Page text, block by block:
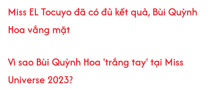
Miss EL Tocuyo đã có đủ kết quả, Bùi Quỳnh
Hoa vắng mặt
Vì sao Bùi Quỳnh Hoa 'trắng tay' tại Miss
Universe 2023?